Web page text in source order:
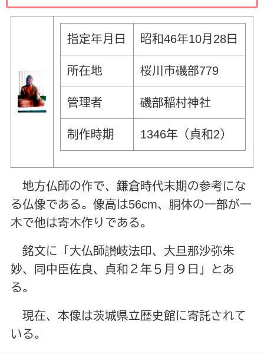
指定年月日 昭和46年10月28日
所在地 桜川市磯部779
管理者 磯部稲村神社
制作時期 1346年（貞和2）
地方仏師の作で、鎌倉時代末期の参考にな
る仏像である。像高は56cm、胴体の一部が一
木で他は寄木作りである。
銘文に「大仏師讃岐法印、大旦那沙弥朱
妙、同中臣佐良、貞和２年５月９日」とあ
る。
現在、本像は茨城県立歴史館に寄託されて
いる。